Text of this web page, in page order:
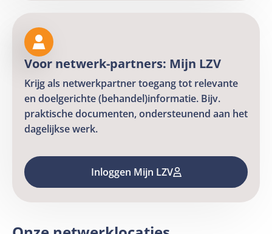
Voor netwerk-partners: Mijn LZV
Krijg als netwerkpartner toegang tot relevante
en doelgerichte (behandel)informatie. Bijv.
praktische documenten, ondersteunend aan het
dagelijkse werk.
Inloggen Mijn LZV
Inloggen